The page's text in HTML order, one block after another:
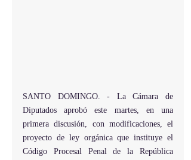
SANTO DOMINGO. - La Cámara de
Diputados aprobó este martes, en una
primera discusión, con modificaciones, el
proyecto de ley orgánica que instituye el
Código Procesal Penal de la República